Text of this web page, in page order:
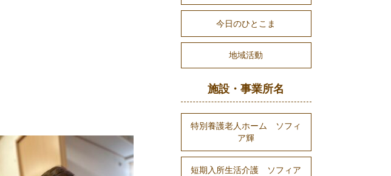
今日のひとこま
地域活動
施設・事業所名
特別養護老人ホーム ソフィ
ア輝
短期入所生活介護 ソフィア